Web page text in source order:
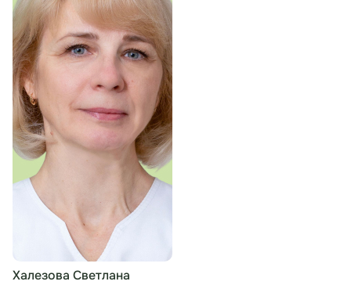
Халезова Светлана